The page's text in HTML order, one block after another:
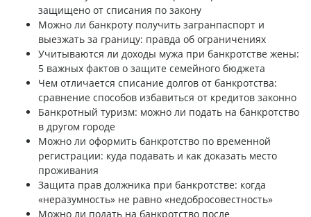
защищено от списания по закону
Можно ли банкроту получить загранпаспорт и
выезжать за границу: правда об ограничениях
Учитываются ли доходы мужа при банкротстве жены:
5 важных фактов о защите семейного бюджета
Чем отличается списание долгов от банкротства:
сравнение способов избавиться от кредитов законно
Банкротный туризм: можно ли подать на банкротство
в другом городе
Можно ли оформить банкротство по временной
регистрации: куда подавать и как доказать место
проживания
Защита прав должника при банкротстве: когда
«неразумность» не равно «недобросовестность»
Можно ли подать на банкротство после